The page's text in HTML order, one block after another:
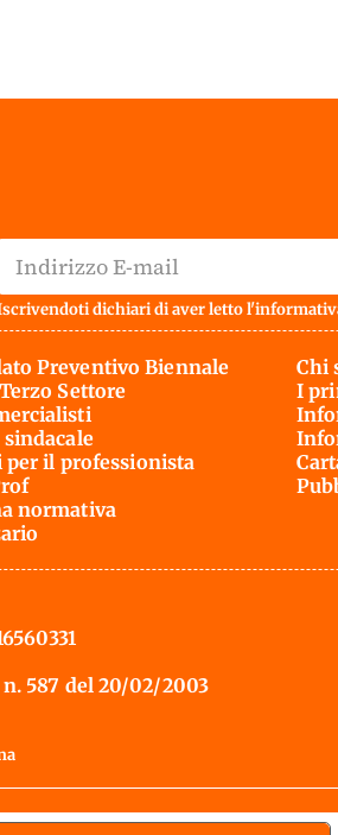
dichiari di aver letto l'
Preventivo Biennale
Settore
per il professionista
normativa
Chi
I
587 del 20/02/2003